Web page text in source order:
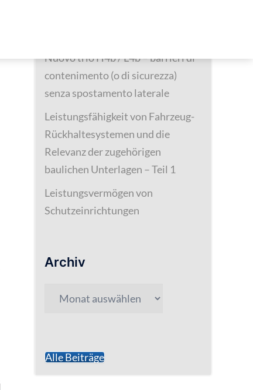
Nuovo trio H4b / L4b – barrieri di
contenimento (o di sicurezza)
senza spostamento laterale
Leistungsfähigkeit von Fahrzeug-
Rückhaltesystemen und die
Relevanz der zugehörigen
baulichen Unterlagen – Teil 1
Leistungsvermögen von
Schutzeinrichtungen
Archiv
Archiv
Alle Beiträge